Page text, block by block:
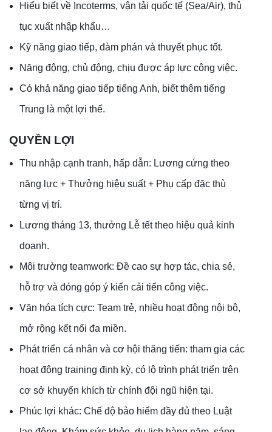
Hiểu biết về Incoterms, vận tải quốc tế (Sea/Air), thủ
tục xuất nhập khẩu…
Kỹ năng giao tiếp, đàm phán và thuyết phục tốt.
Năng động, chủ động, chịu được áp lực công việc.
Có khả năng giao tiếp tiếng Anh, biết thêm tiếng
Trung là một lợi thế.
QUYỀN LỢI
Thu nhập cạnh tranh, hấp dẫn: Lương cứng theo
năng lực + Thưởng hiệu suất + Phụ cấp đặc thù
từng vị trí.
Lương tháng 13, thưởng Lễ tết theo hiệu quả kinh
doanh.
Môi trường teamwork: Đề cao sự hợp tác, chia sẻ,
hỗ trợ và đóng góp ý kiến cải tiến công việc.
Văn hóa tích cực: Team trẻ, nhiều hoạt động nội bộ,
mở rộng kết nối đa miền.
Phát triển cá nhân và cơ hội thăng tiến: tham gia các
hoạt động training định kỳ, có lộ trình phát triển trên
cơ sở khuyến khích từ chính đội ngũ hiện tại.
Phúc lợi khác: Chế độ bảo hiểm đầy đủ theo Luật